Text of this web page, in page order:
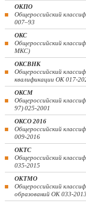
ОКПО
Общероссийский
007–93
ОКС
Общероссийский
МКС)
ОКСВНК
Общероссийский
квалификации ОК 017-
ОКСМ
Общероссийский
97) 025-2001
ОКСО 2016
Общероссийский
009-2016
ОКТС
Общероссийский
035-2015
ОКТМО
Общероссийский
образований ОК 033-2013